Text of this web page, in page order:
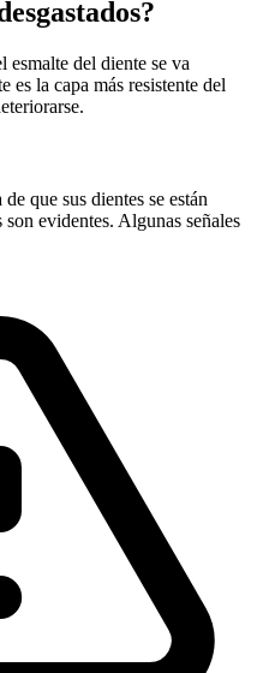
esmalte del diente se va
es la capa más resistente del
que sus dientes se están
evidentes. Algunas señales